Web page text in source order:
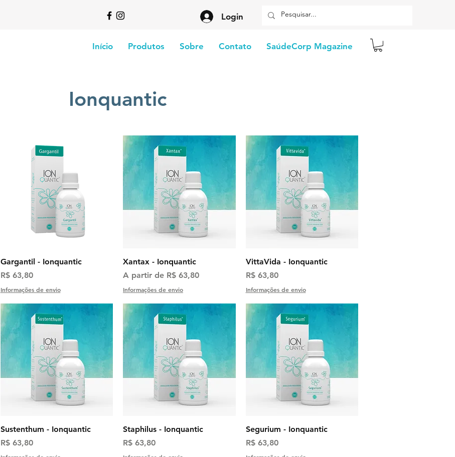
Login
Início Produtos Sobre Contato SaúdeCorp Magazine
Ionquantic
Visualização rápida
Gargantil - Ionquantic
Preço
R$ 63,80
Informações de envio
Visualização rápida
Xantax - Ionquantic
A partir de R$ 63,80
Preço promocional
Informações de envio
Visualização rápida
VittaVida - Ionquantic
Preço
R$ 63,80
Informações de envio
Visualização rápida
Sustenthum - Ionquantic
Preço
R$ 63,80
Visualização rápida
Staphilus - Ionquantic
Preço
R$ 63,80
Visualização rápida
Segurium - Ionquantic
Preço
R$ 63,80